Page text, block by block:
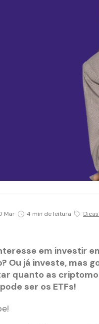
Mar 4 min de leitura
em investir
Ou já investe, mas
quanto as
ser os ETFs!